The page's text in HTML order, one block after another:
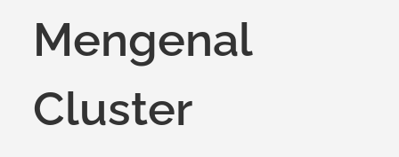
Mengenal
Cluster